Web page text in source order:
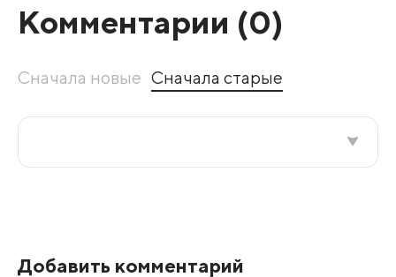
Комментарии (0)
Сначала новые Сначала старые
Добавить комментарий